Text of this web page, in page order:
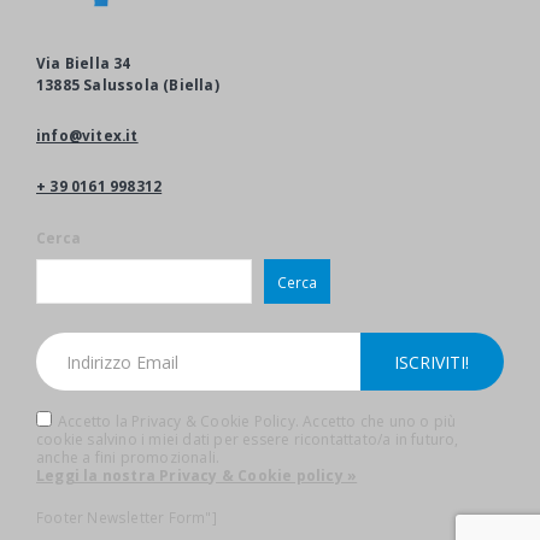
Via Biella 34
13885 Salussola (Biella)
info@vitex.it
+ 39 0161 998312
Cerca
Cerca
Accetto la Privacy & Cookie Policy. Accetto che uno o più
cookie salvino i miei dati per essere ricontattato/a in futuro,
anche a fini promozionali.
Leggi la nostra Privacy & Cookie policy »
Footer Newsletter Form"]